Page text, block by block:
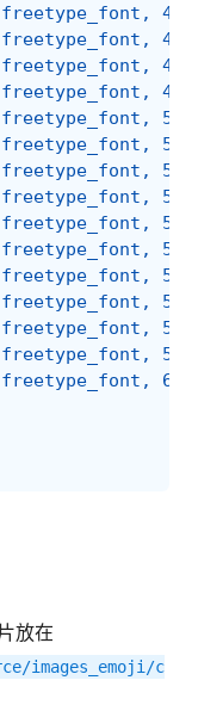
放在
images_emoji/c